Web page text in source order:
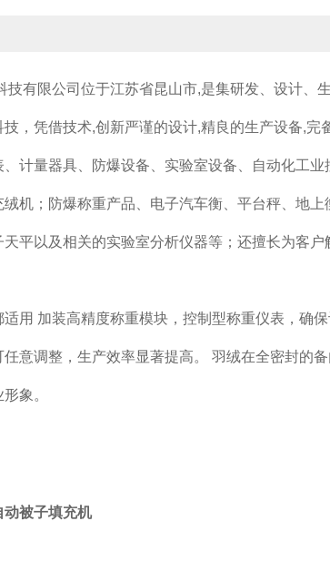
限公司位于江苏省昆山市,是集研发、设计、
，凭借技术,创新严谨的设计,精良的生产设备,
计量器具、防爆设备、实验室设备、自动化工
机；防爆称重产品、电子汽车衡、平台秤、地
平以及相关的实验室分析仪器等；还擅长为客
用 加装高精度称重模块，控制型称重仪表，确
意调整，生产效率显著提高。 羽绒在全密封的
象。
动被子填充机